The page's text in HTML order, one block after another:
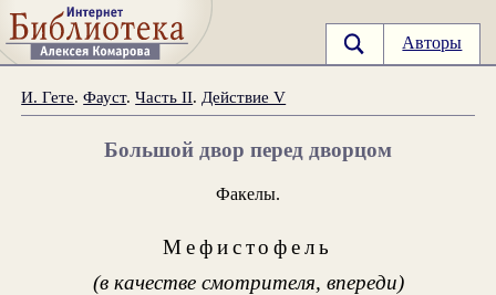
Авторы
И. Гете.Фауст.Часть II. Действие V
Большой двор перед дворцом
Факелы.
Мефистофель
(в качестве смотрителя, впереди)